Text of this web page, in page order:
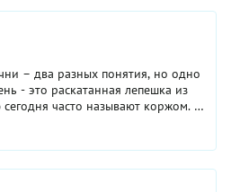
на высоте. Тогда начинка
приобретет
благодаря которой, как и
во рту!
– два разных понятия, но одно
- это раскатанная лепешка из
сегодня часто называют коржом. А
...